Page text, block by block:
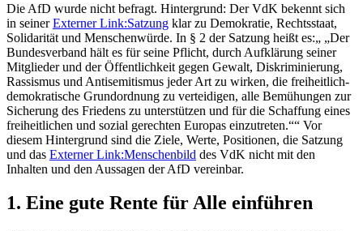
Die AfD wurde nicht befragt. Hintergrund: Der VdK bekennt sich
in seinerExterner Link:Satzung klar zu Demokratie, Rechtsstaat,
Solidarität und Menschenwürde. In § 2 der Satzung heißt es:
„Der
Bundesverband hält es für seine Pflicht, durch Aufklärung seiner
Mitglieder und der Öffentlichkeit gegen Gewalt, Diskriminierung,
Rassismus und Antisemitismus jeder Art zu wirken, die freiheitlich-
demokratische Grundordnung zu verteidigen, alle Bemühungen zur
Sicherung des Friedens zu unterstützen und für die Schaffung eines
freiheitlichen und sozial gerechten Europas einzutreten.“
Vor
diesem Hintergrund sind die Ziele, Werte, Positionen, die Satzung
und das Externer Link:Menschenbild des VdK nicht mit den
Inhalten und den Aussagen der AfD vereinbar.
1. Eine gute Rente für Alle einführen